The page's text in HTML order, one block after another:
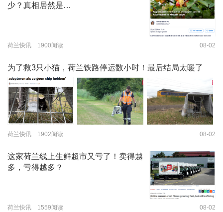
少？真相居然是…
荷兰快讯 1900阅读 08-02
为了救3只小猫，荷兰铁路停运数小时！最后结局太暖了
荷兰快讯 1902阅读 08-02
这家荷兰线上生鲜超市又亏了！卖得越
多，亏得越多？
荷兰快讯 1559阅读 08-02